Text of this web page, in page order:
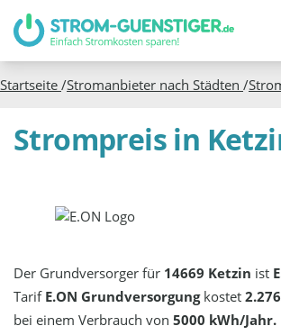
Startseite /Stromanbieter nach Städten /
Strompreis in
Der Grundversorger für 14669 Ketzin ist
Tarif E.ON Grundversorgungkostet
bei einem Verbrauch von5000 kWh/Jahr.